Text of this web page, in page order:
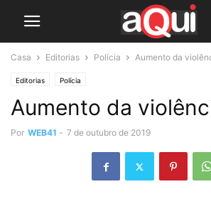
Casa Editorias Polícia Aumento da
Editorias Polícia
Aumento da
Por WEB41 - 7 de outubro de 2019